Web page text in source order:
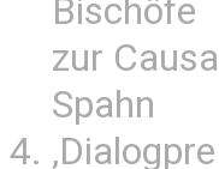
Bischöfe
zur Causa
Spahn
‚Dialogpre